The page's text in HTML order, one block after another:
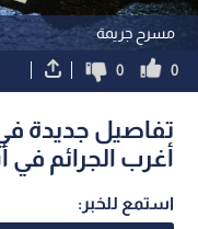
مسرح جريمة
0
0
تفاصيل جديدة
أغرب الجرائم
استمع للخبر: